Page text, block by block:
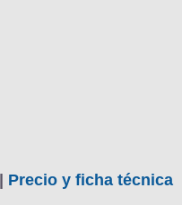
Precio y ficha técnica